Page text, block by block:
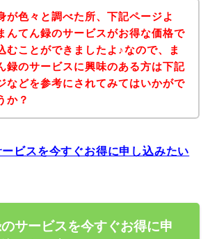
が色々と調べた所、下記ページよ
んてん録のサービスがお得な価格で
むことができましたよ♪なので、ま
録のサービスに興味のある方は下記
などを参考にされてみてはいかがで
か？
ビスを今すぐお得に申し込みたい
サービスを今すぐお得に申